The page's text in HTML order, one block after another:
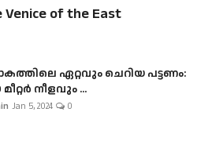
Venice of the East
ഏറ്റവും ചെറിയ പട്ടണം:
മീറ്റർ നീളവും ...
Jan 5, 2024 0